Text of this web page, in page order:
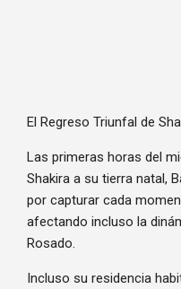
El Regreso Triunfal de
Las primeras horas del
Shakira a su tierra natal,
por capturar cada
afectando incluso la
Rosado.
Incluso su residencia